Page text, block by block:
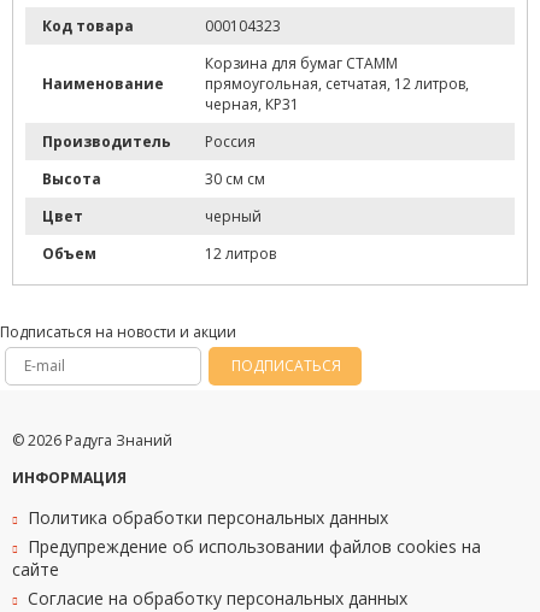
Код товара 000104323
Наименование
Корзина для бумаг СТАММ
прямоугольная, сетчатая, 12 литров,
черная, КР31
Производитель
Россия
Высота
30 см см
Цвет
черный
Объем
12 литров
Подписаться на новости и акции
ПОДПИСАТЬСЯ
© 2026 Радуга Знаний
ИНФОРМАЦИЯ
Политика обработки персональных данных
Предупреждение об использовании файлов cookies на
сайте
Согласие на обработку персональных данных